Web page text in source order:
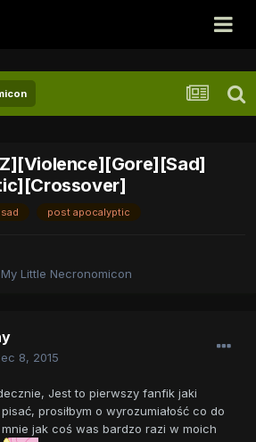
sad post apocalyptic
My Little Necronomicon
8, 2015
Jest to pierwszy fanfik jaki
prosiłbym o wyrozumiałość co do
jak coś was bardzo razi w moich